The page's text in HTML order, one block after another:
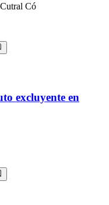
Cutral Có
excluyente en